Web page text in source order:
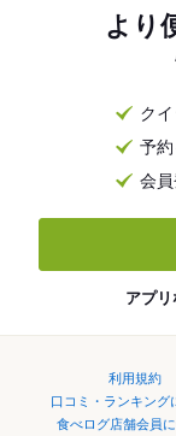
より
ク
予
会
アプリ
利用規約
口コミ・ランキング
食べログ店舗会員